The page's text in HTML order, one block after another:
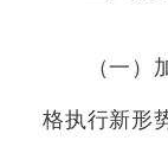
（一）加
格执行新形